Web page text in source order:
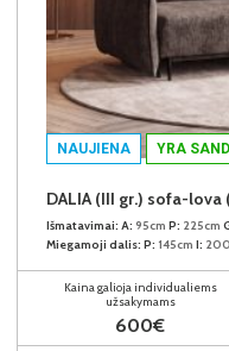
NAUJIENA YRA
DALIA (III gr.) sofa-lova
Išmatavimai: A: 95cm P: 225cm
Miegamoji dalis: P: 145cm I:
Kaina galioja individualiems
užsakymams
600€